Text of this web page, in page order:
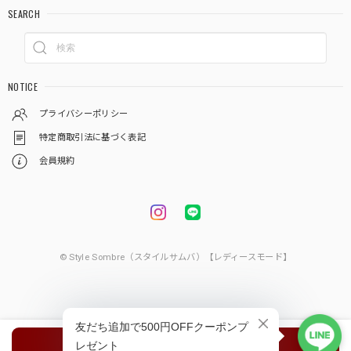
SEARCH
NOTICE
プライバシーポリシー
特定商取引法に基づく表記
会員規約
© Style Sombre（スタイルサムバ）【レディースモード】